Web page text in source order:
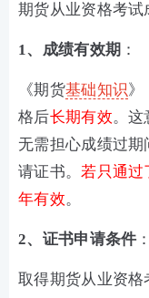
期货从业资格考试
1、成绩有效期 ：
《期货基础知识》
格后长期有效。这
无需担心成绩过期
请证书。若只通过
年有效。
2、证书申请条件 ：
取得期货从业资格